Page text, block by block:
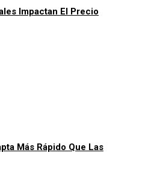
Impactan El Precio
Más Rápido Que Las